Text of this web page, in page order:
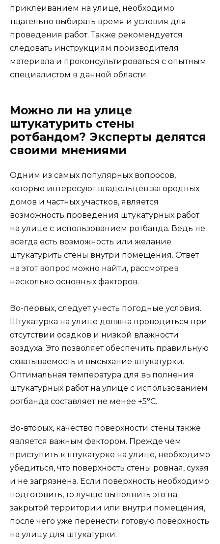
приклеиванием на улице, необходимо
тщательно выбирать время и условия для
проведения работ. Также рекомендуется
следовать инструкциям производителя
материала и проконсультироваться с опытным
специалистом в данной области.
Можно ли на улице
штукатурить стены
ротбандом? Эксперты делятся
своими мнениями
Одним из самых популярных вопросов,
которые интересуют владельцев загородных
домов и частных участков, является
возможность проведения штукатурных работ
на улице с использованием ротбанда. Ведь не
всегда есть возможность или желание
штукатурить стены внутри помещения. Ответ
на этот вопрос можно найти, рассмотрев
несколько основных факторов.
Во-первых, следует учесть погодные условия.
Штукатурка на улице должна проводиться при
отсутствии осадков и низкой влажности
воздуха. Это позволяет обеспечить правильную
схватываемость и высыхание штукатурки.
Оптимальная температура для выполнения
штукатурных работ на улице с использованием
ротбанда составляет не менее +5°C.
Во-вторых, качество поверхности стены также
является важным фактором. Прежде чем
приступить к штукатурке на улице, необходимо
убедиться, что поверхность стены ровная, сухая
и не загрязнена. Если поверхность необходимо
подготовить, то лучше выполнить это на
закрытой территории или внутри помещения,
после чего уже перенести готовую поверхность
на улицу для штукатурки.